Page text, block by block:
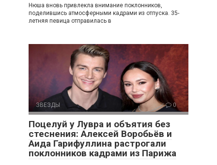
Нюша вновь привлекла внимание поклонников,
поделившись атмосферными кадрами из отпуска. 35-
летняя певица отправилась в
ЗВЕЗДЫ 0
Поцелуй у Лувра и объятия без
стеснения: Алексей Воробьёв и
Аида Гарифуллина растрогали
поклонников кадрами из Парижа